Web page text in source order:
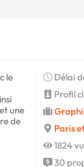
le
une
de
Délai
Profil
Paris
1824
30